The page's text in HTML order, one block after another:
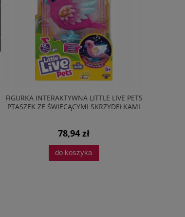
FIGURKA INTERAKTYWNA LITTLE LIVE PETS
PTASZEK ZE ŚWIECĄCYMI SKRZYDEŁKAMI
78,94 zł
do koszyka